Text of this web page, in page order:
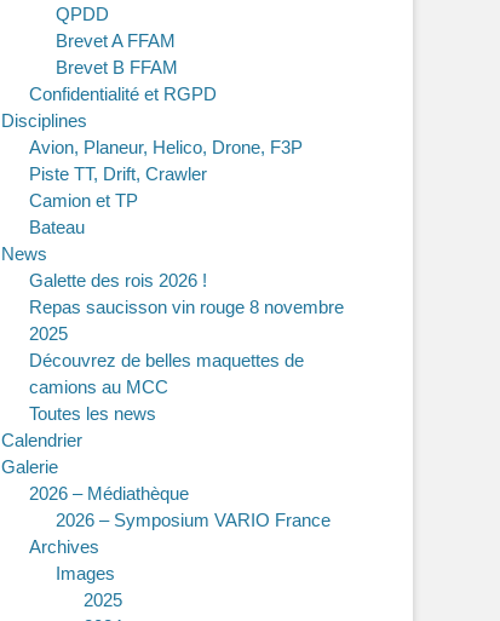
QPDD
Brevet A FFAM
Brevet B FFAM
Confidentialité et RGPD
Disciplines
Avion, Planeur, Helico, Drone, F3P
Piste TT, Drift, Crawler
Camion et TP
Bateau
News
Galette des rois 2026 !
Repas saucisson vin rouge 8 novembre
2025
Découvrez de belles maquettes de
camions au MCC
Toutes les news
Calendrier
Galerie
2026 – Médiathèque
2026 – Symposium VARIO France
Archives
Images
2025